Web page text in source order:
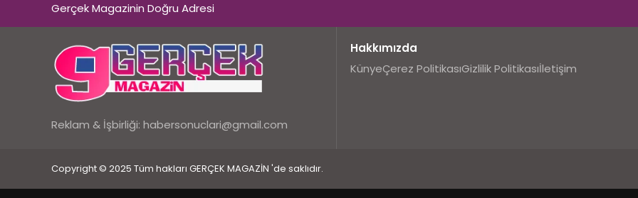
Gerçek Magazinin Doğru Adresi
Reklam & İşbirliği: habersonuclari@gmail.com
Hakkımızda
KünyeÇerez PolitikasıGizlilik Politikasıİletişim
Copyright © 2025 Tüm hakları GERÇEK MAGAZİN 'de saklıdır.